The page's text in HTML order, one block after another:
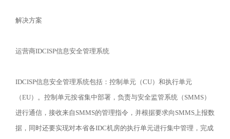
解决方案
运营商IDCISP信息安全管理系统
IDCISP信息安全管理系统包括：控制单元（CU）和执行单元
（EU）。控制单元按省集中部署，负责与安全监管系统（SMMS）
进行通信，接收来自SMMS的管理指令，并根据要求向SMMS上报数
据，同时还要实现对本省各IDC机房的执行单元进行集中管理，完成